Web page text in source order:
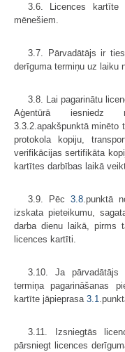
3.6. Licences
mēnešiem.
3.7. Pārvadātājs ir
derīguma termiņu uz laiku
3.8. Lai pagarinātu
Aģentūrā iesniedz
3.3.2.apakšpunktā minēto
protokola kopiju,
verifikācijas sertifikāta
kartītes darbības laikā
3.9. Pēc 3.8.punktā
izskata pieteikumu,
darba dienu laikā, pirms
licences kartīti.
3.10. Ja
termiņa pagarināšanas
kartīte jāpieprasa 3.1
3.11. Izsniegtās
pārsniegt licences